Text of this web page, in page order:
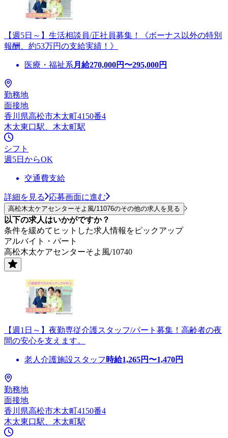
【週5日～】生活相談員/正社員募集！《ボーナス以外の特別
報酬、約53万円の支給実績！》
医療・福祉系 月給270,000円〜295,000円
勤務地
面接地
香川県高松市木太町4150番4
木太東口駅、木太町駅
シフト
週5日からOK
交通費支給
詳細を見る 応募画面に進む
高松木太ケアセンターそよ風/11076のその他の求人を見る
以下の求人はいかがですか？
条件を緩めてヒットした求人情報をピックアップ
アルバイト・パート
高松木太ケアセンターそよ風/10740
【週1日～】夜勤専従介護スタッフ/パート募集！高齢者の夜
間の安心を支えます。
老人介護施設スタッフ 時給1,265円〜1,470円
勤務地
面接地
香川県高松市木太町4150番4
木太東口駅、木太町駅